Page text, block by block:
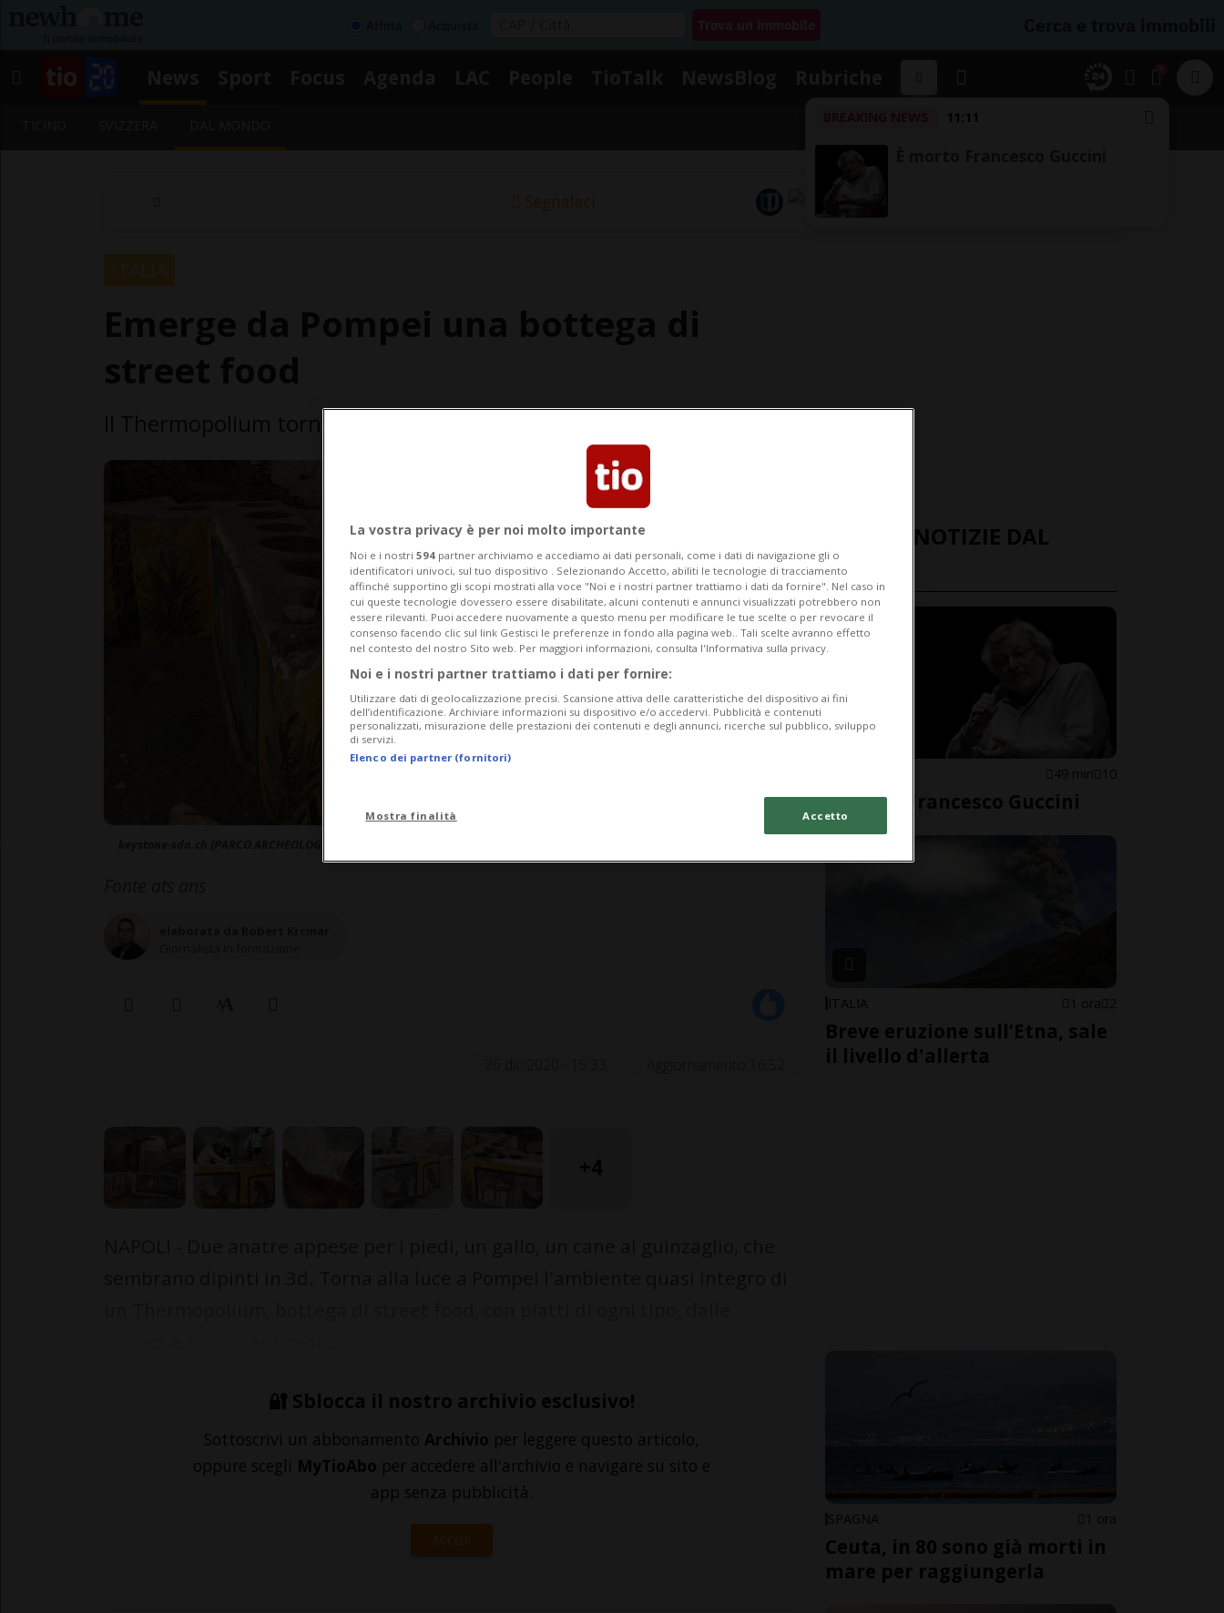
11:11
Segnalaci
🔐 Sblocca il nostro archivio esclusivo!
Sottoscrivi un abbonamento Archivio per leggere questo articolo,
oppure scegli MyTioAbo per accedere all'archivio e navigare su sito e
app senza pubblicità.
ACCEDI
ULTIME NOTIZIE DAL
MONDO
49 min 10
È morto Francesco Guccini
ITALIA 1 ora 2
Breve eruzione sull’Etna, sale
il livello d'allerta
SPAGNA 1 ora
Ceuta, in 80 sono già morti in
mare per raggiungerla
La vostra privacy è per noi molto importante
Noi e i nostri 594 partner archiviamo e accediamo ai dati personali, come i dati di navigazione gli o
identificatori univoci, sul tuo dispositivo . Selezionando Accetto, abiliti le tecnologie di tracciamento
affinché supportino gli scopi mostrati alla voce "Noi e i nostri partner trattiamo i dati da fornire". Nel caso in
cui queste tecnologie dovessero essere disabilitate, alcuni contenuti e annunci visualizzati potrebbero non
essere rilevanti. Puoi accedere nuovamente a questo menu per modificare le tue scelte o per revocare il
consenso facendo clic sul link Gestisci le preferenze in fondo alla pagina web.. Tali scelte avranno effetto
nel contesto del nostro Sito web. Per maggiori informazioni, consulta l'Informativa sulla privacy.
Noi e i nostri partner trattiamo i dati per fornire:
Utilizzare dati di geolocalizzazione precisi. Scansione attiva delle caratteristiche del dispositivo ai fini
dell’identificazione. Archiviare informazioni su dispositivo e/o accedervi. Pubblicità e contenuti
personalizzati, misurazione delle prestazioni dei contenuti e degli annunci, ricerche sul pubblico, sviluppo
di servizi.
Elenco dei partner (fornitori)
Mostra finalità Accetto